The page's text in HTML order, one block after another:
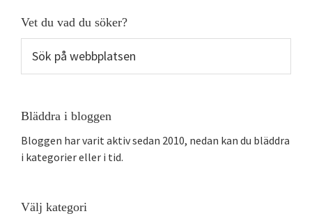
Vet du vad du söker?
Bläddra i bloggen
Bloggen har varit aktiv sedan 2010, nedan kan du bläddra
i kategorier eller i tid.
Välj kategori